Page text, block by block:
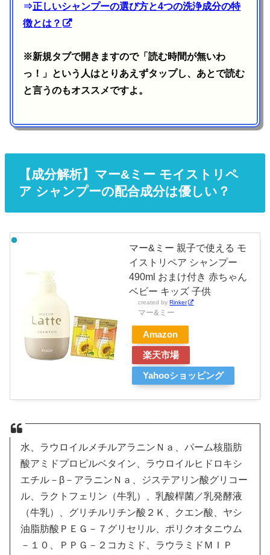
⇒正しいシャンプーの選び方と4つの洗浄成分の特
徴とは？
※新規タブで開きますので「読む時間が無いわ
っ！」という人はとりあえずタップし、あとで読む
と言うのもオススメですよ。
【成分解析】マー&ミー モイストリペ
ア シャンプーの配合成分は優しい？
マー&ミー 親子で使える モ
イストリペア シャンプー
490ml おまけ付き 赤ちゃん
ベビー キッズ 子供
created byRinker
マー&ミー
Amazon
楽天市場
Yahooショッピング
水、ラウロイルメチルアラニンＮａ、パーム核脂肪
酸アミドプロピルベタイン、ラウロイルヒドロキシ
エチル－β－アラニンＮａ、ジステアリン酸グリコー
ル、ラクトフェリン（牛乳）、乳酸桿菌／乳発酵液
（牛乳）、グリチルリチン酸２Ｋ、クエン酸、ヤシ
油脂肪酸ＰＥＧ－７グリセリル、ポリクオタニウム
－１０、ＰＰＧ－２コカミド、ラウラミドＭＩＰ